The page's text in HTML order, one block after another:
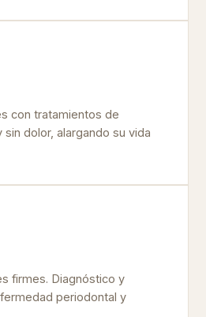
con tratamientos de
dolor, alargando su vida
firmes. Diagnóstico y
periodontal y